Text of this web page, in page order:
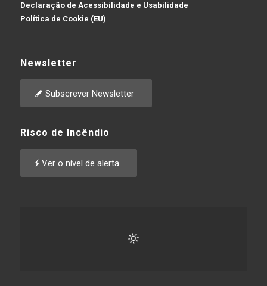
Declaração de Acessibilidade e Usabilidade
Política de Cookie (EU)
Newsletter
Subscrever Newsletter
Risco de Incêndio
Ver o nível de alerta